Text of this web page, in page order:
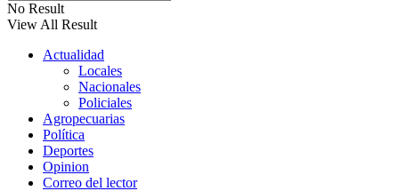
No Result
View All Result
Actualidad
Locales
Nacionales
Policiales
Agropecuarias
Política
Deportes
Opinion
Correo del lector